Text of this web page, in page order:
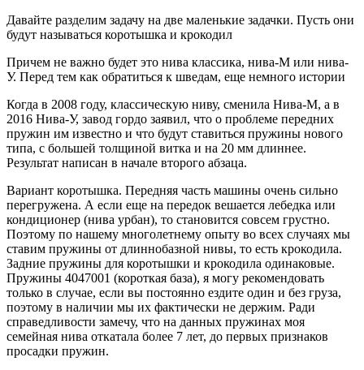
Давайте разделим задачу на две маленькие задачки. Пусть они
будут называться коротышка и крокодил
Причем не важно будет это нива классика, нива-М или нива-
У. Перед тем как обратиться к шведам, еще немного истории
Когда в 2008 году, классическую ниву, сменила Нива-М, а в
2016 Нива-У, завод гордо заявил, что о проблеме передних
пружин им известно и что будут ставиться пружины нового
типа, с большей толщиной витка и на 20 мм длиннее.
Результат написан в начале второго абзаца.
Вариант коротышка. Передняя часть машины очень сильно
перегружена. А если еще на передок вешается лебедка или
кондиционер (нива урбан), то становится совсем грустно.
Поэтому по нашему многолетнему опыту во всех случаях мы
ставим пружины от длиннобазной нивы, то есть крокодила.
Задние пружины для коротышки и крокодила одинаковые.
Пружины 4047001 (короткая база), я могу рекомендовать
только в случае, если вы постоянно ездите один и без груза,
поэтому в наличии мы их фактически не держим. Ради
справедливости замечу, что на данных пружинах моя
семейная нива откатала более 7 лет, до первых признаков
просадки пружин.